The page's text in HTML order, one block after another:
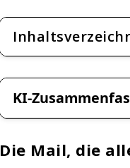
KI-
Die Mail, die